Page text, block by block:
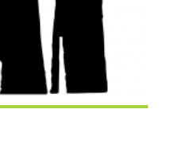
Mitarbeiterplan
Kontakt